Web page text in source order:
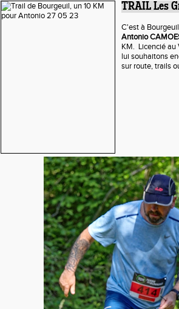
TRAIL Les
C'est à
Antonio
KM. Licencié au
lui souhaitons
sur route, trails